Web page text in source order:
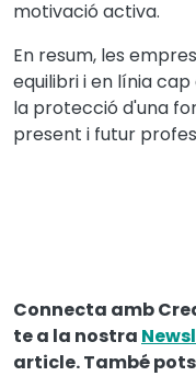
motivació activa.
En resum, les
equilibri i en línia
la protecció d'una
present i futur
Connecta amb
te a la nostra
article. També